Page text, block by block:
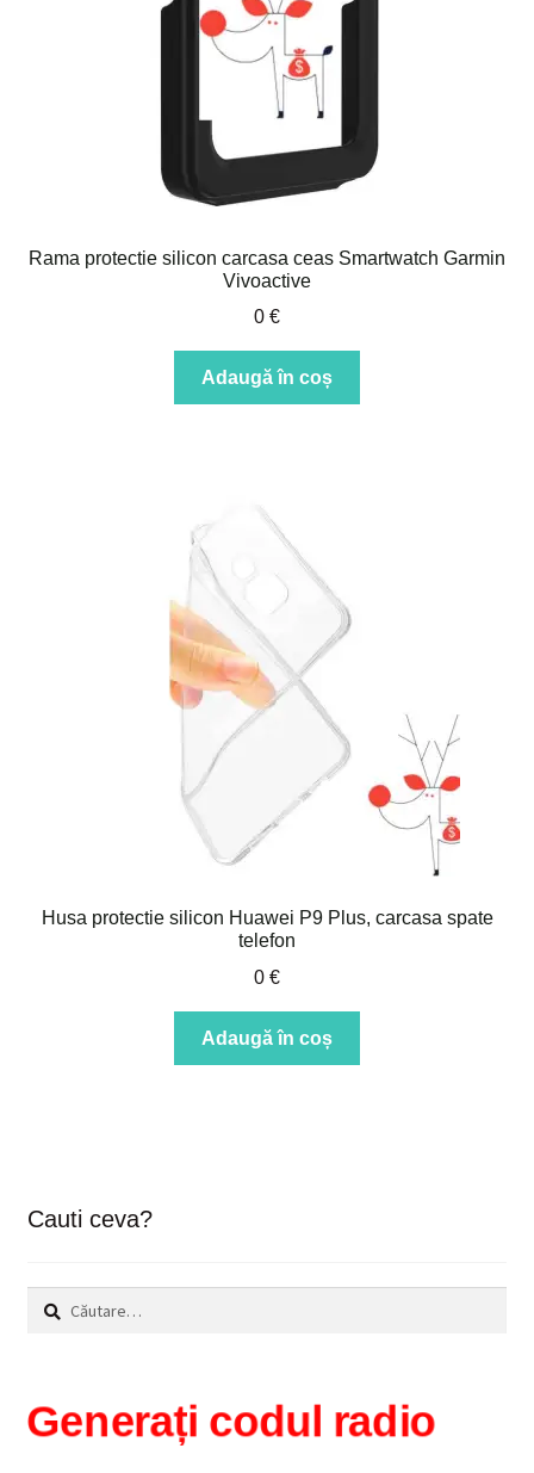
Rama protectie silicon carcasa ceas Smartwatch Garmin
Vivoactive
0 €
Adaugă în coș
Husa protectie silicon Huawei P9 Plus, carcasa spate
telefon
0 €
Adaugă în coș
Cauti ceva?
Caută
după:
Generați codul radio